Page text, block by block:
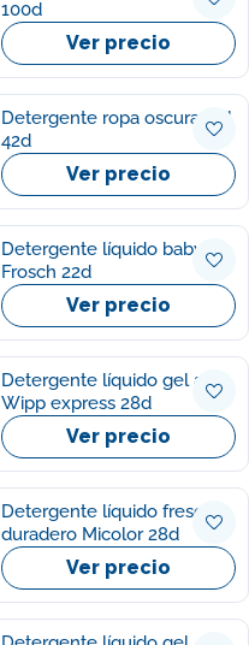
100d
Ver precio
Detergente ropa oscura Esil
42d
Ver precio
Detergente líquido baby
Frosch 22d
Ver precio
Detergente líquido gel azul
Wipp express 28d
Ver precio
Detergente líquido frescor
duradero Micolor 28d
Ver precio